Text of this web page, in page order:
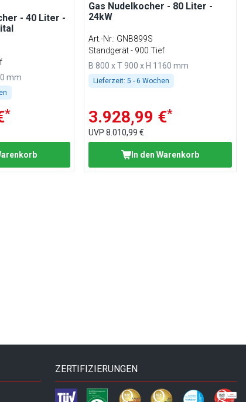
- 40 Liter -
mm
*
Gas Nudelkocher - 80 Liter -
24kW
Art.-Nr.: GNB899S
Standgerät - 900 Tief
B 800 x T 900 x H 1160 mm
Lieferzeit: 5 - 6 Wochen
3.928,99 €*
UVP 8.010,99 €
In den Warenkorb
ZERTIFIZIERUNGEN